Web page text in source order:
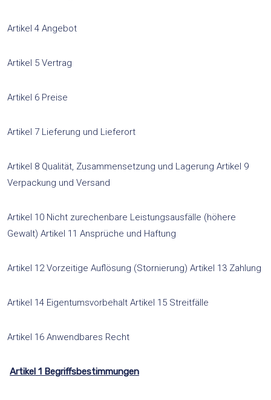
Artikel 4 Angebot
Artikel 5 Vertrag
Artikel 6 Preise
Artikel 7 Lieferung und Lieferort
Artikel 8 Qualität, Zusammensetzung und Lagerung Artikel 9
Verpackung und Versand
Artikel 10 Nicht zurechenbare Leistungsausfälle (höhere
Gewalt) Artikel 11 Ansprüche und Haftung
Artikel 12 Vorzeitige Auflösung (Stornierung) Artikel 13 Zahlung
Artikel 14 Eigentumsvorbehalt Artikel 15 Streitfälle
Artikel 16 Anwendbares Recht
Artikel 1 Begriffsbestimmungen